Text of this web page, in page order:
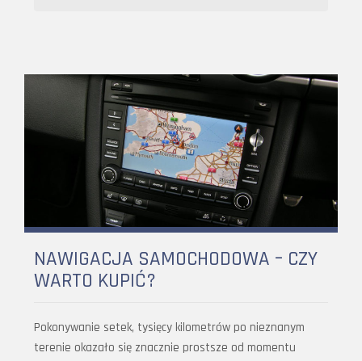
NAWIGACJA SAMOCHODOWA – CZY
WARTO KUPIĆ?
Pokonywanie setek, tysięcy kilometrów po nieznanym
terenie okazało się znacznie prostsze od momentu